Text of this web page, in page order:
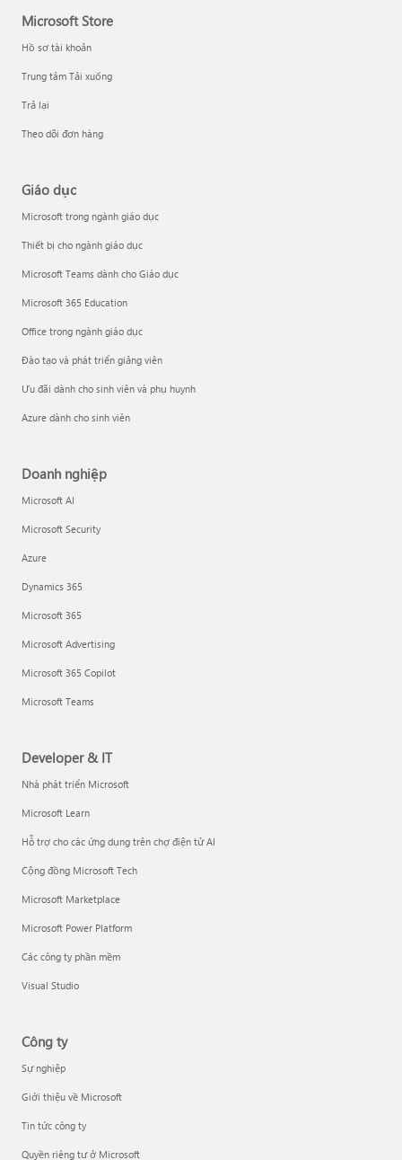
Microsoft Store
Hồ sơ tài khoản
Trung tâm Tải xuống
Trả lại
Theo dõi đơn hàng
Giáo dục
Microsoft trong ngành giáo dục
Thiết bị cho ngành giáo dục
Microsoft Teams dành cho Giáo dục
Microsoft 365 Education
Office trong ngành giáo dục
Đào tạo và phát triển giảng viên
Ưu đãi dành cho sinh viên và phụ huynh
Azure dành cho sinh viên
Doanh nghiệp
Microsoft AI
Microsoft Security
Azure
Dynamics 365
Microsoft 365
Microsoft Advertising
Microsoft 365 Copilot
Microsoft Teams
Developer & IT
Nhà phát triển Microsoft
Microsoft Learn
Hỗ trợ cho các ứng dụng trên chợ điện tử AI
Cộng đồng Microsoft Tech
Microsoft Marketplace
Microsoft Power Platform
Các công ty phần mềm
Visual Studio
Công ty
Sự nghiệp
Giới thiệu về Microsoft
Tin tức công ty
Quyền riêng tư ở Microsoft